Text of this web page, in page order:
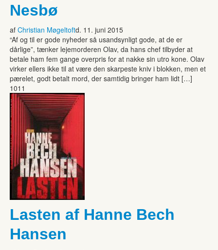
Nesbø
af Christian Møgeltoftd. 11. juni 2015
“Af og til er gode nyheder så usandsynligt gode, at de er
dårlige”, tænker lejemorderen Olav, da hans chef tilbyder at
betale ham fem gange overpris for at nakke sin utro kone. Olav
virker ellers ikke til at være den skarpeste kniv i blokken, men et
pærelet, godt betalt mord, der samtidig bringer ham lidt […]
1011
Lasten af Hanne Bech
Hansen